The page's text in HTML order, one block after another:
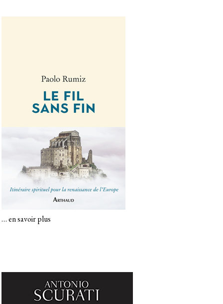
…en savoir plus